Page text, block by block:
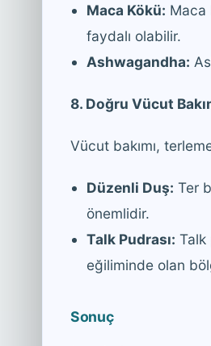
Maca Kökü: Maca
faydalı olabilir.
Ashwagandha:
8. Doğru Vücut
Vücut bakımı,
Düzenli Duş: Ter
önemlidir.
Talk Pudrası: Talk
eğiliminde olan
Sonuç